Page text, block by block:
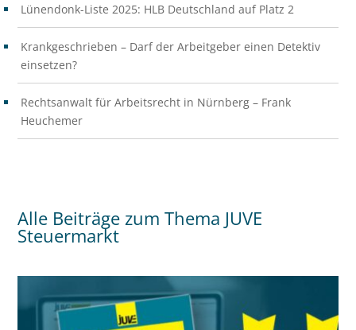
Lünendonk-Liste 2025: HLB Deutschland auf Platz 2
Krankgeschrieben – Darf der Arbeitgeber einen Detektiv
einsetzen?
Rechtsanwalt für Arbeitsrecht in Nürnberg – Frank
Heuchemer
Alle Beiträge zum Thema JUVE
Steuermarkt